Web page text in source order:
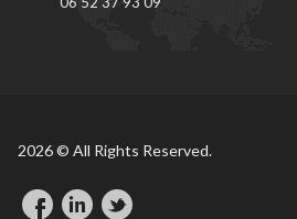
2026 © All Rights Reserved.